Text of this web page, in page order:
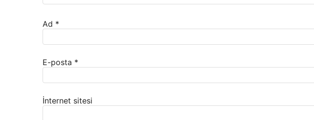
Ad *
E-posta *
İnternet sitesi